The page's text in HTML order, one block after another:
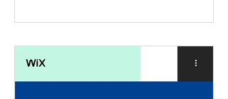
da sua região. Nesse webinar,...